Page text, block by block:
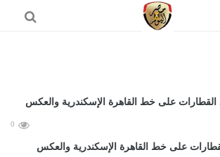
0
على خط القاهرة الإسكندرية والعكس